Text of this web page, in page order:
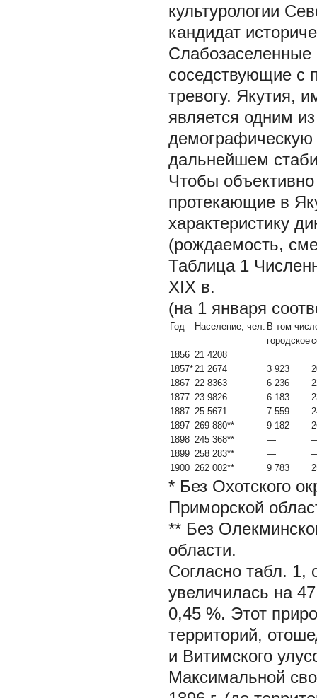
культурологии
кандидат
Слабозаселенные
соседствующие с
тревогу. Якутия,
является одним
демографическую
дальнейшем
Чтобы
протекающие в
характеристику
(рождаемость,
Таблица 1
XIX в.
(на 1 января
Год Население, чел. В том
городское
1856 21 4208
1857*21 2674 3 923
1867 22 8363 6 236
1877 23 9826 6 183
1887 25 5671 7 559
1897 269 880** 9 182
1898 245 368** —
1899 258 283** —
1900 262 002** 9 783
* Без Охотского
Приморской
** Без
области.
Согласно табл. 1,
увеличилась на
0,45 %. Этот
территорий,
и Витимского
Максимальной